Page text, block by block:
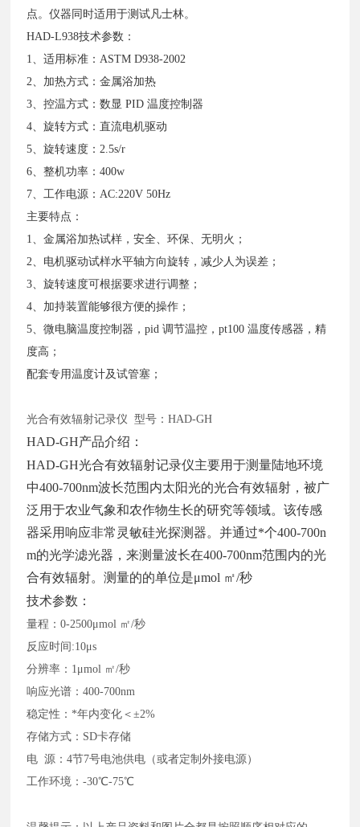
点。仪器同时适用于测试凡士林。
HAD-L938技术参数：
1、适用标准：ASTM D938-2002
2、加热方式：金属浴加热
3、控温方式：数显 PID 温度控制器
4、旋转方式：直流电机驱动
5、旋转速度：2.5s/r
6、整机功率：400w
7、工作电源：AC:220V 50Hz
主要特点：
1、金属浴加热试样，安全、环保、无明火；
2、电机驱动试样水平轴方向旋转，减少人为误差；
3、旋转速度可根据要求进行调整；
4、加持装置能够很方便的操作；
5、微电脑温度控制器，pid 调节温控，pt100 温度传感器，精
度高；
配套专用温度计及试管塞；
光合有效辐射记录仪 型号：HAD-GH
HAD-GH产品介绍：
HAD-GH光合有效辐射记录仪主要用于测量陆地环境
中400-700nm波长范围内太阳光的光合有效辐射，被广
泛用于农业气象和农作物生长的研究等领域。该传感
器采用响应非常灵敏硅光探测器。并通过*个400-700n
m的光学滤光器，来测量波长在400-700nm范围内的光
合有效辐射。测量的的单位是μmol ㎡/秒
技术参数：
量程：0-2500μmol ㎡/秒
反应时间 :10μs
分辨率： 1μmol ㎡/秒
响应光谱：400-700nm
稳定性： *年内变化＜±2%
存储方式： SD卡存储
电 源：4节7号电池供电（或者定制外接电源）
工作环境：-30℃-75℃